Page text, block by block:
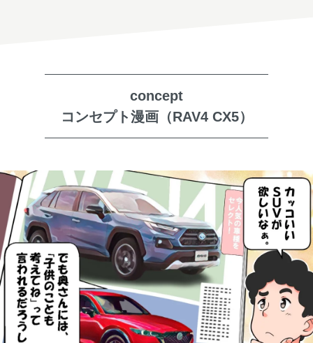
concept
コンセプト漫画（RAV4 CX5）